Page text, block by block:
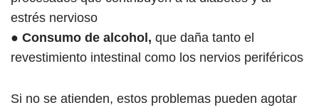
estrés nervioso
● Consumo de alcohol, que daña tanto el
revestimiento intestinal como los nervios periféricos
Si no se atienden, estos problemas pueden agotar